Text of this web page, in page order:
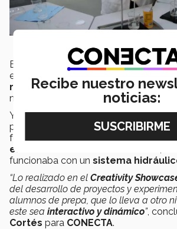
En el área de matemáticaslos
expusieron fueron los
modelos de
revolución, generados a través de
matemáticas e
impresos en 3D,
Y finalmente en el área defísica,se
presentaron
distintos experimentos
fenómenos físicos, como la
electricidad
funcionaba con un sistema
“Lo realizado en el Creativity
del desarrollo de proyectos y
alumnos de prepa, que lo lleva a otro
este sea interactivo y dinámico”,
Cortés para CONECTA.
Recibe nuestro
noticias: